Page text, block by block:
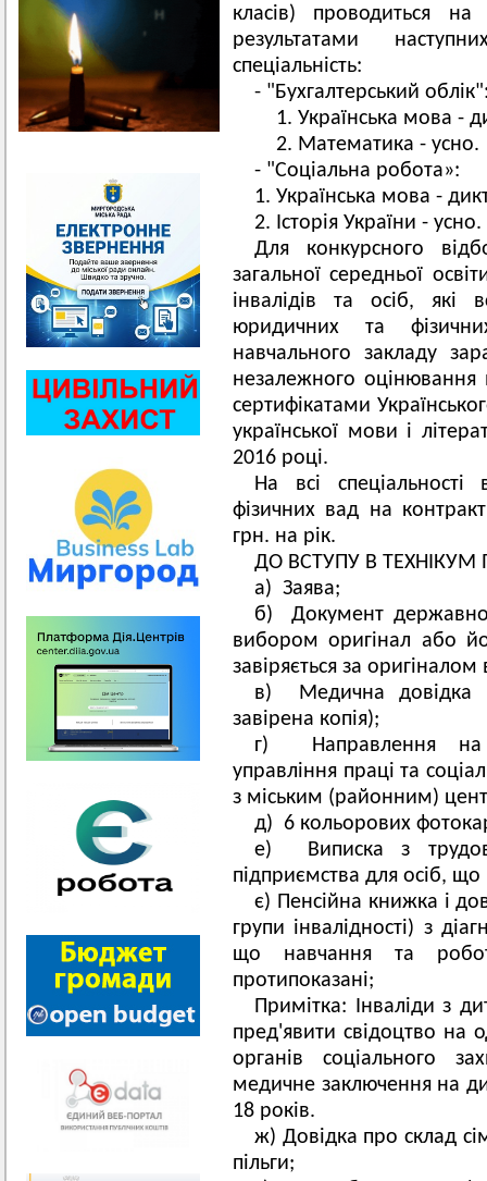
класів) проводиться
результатами
спеціальність:
- "Бухгалтерський
Українська мова -
Математика - усно.
- "Соціальна робота»:
1. Українська мова -
2. Історія України - усно.
Для конкурсного
загальної середньої
інвалідів та осіб, які
юридичних та
навчального закладу
незалежного оцінювання
сертифікатами
української мови і
2016 році.
На всі спеціальності
фізичних вад на
грн. на рік.
ДО ВСТУПУ В
а) Заява;
б) Документ
вибором оригінал або
завіряється за оригіналом
в) Медична довідка
завірена копія);
г) Направлення на
управління праці та
з міським (районним)
д) 6 кольорових
е) Виписка з
підприємства для осіб,
є) Пенсійна книжка і
групи інвалідності) з
що навчання та
протипоказані;
Примітка: Інваліди з
пред'явити свідоцтво на
органів соціального
медичне заключення на
18 років.
ж) Довідка про склад
пільги;